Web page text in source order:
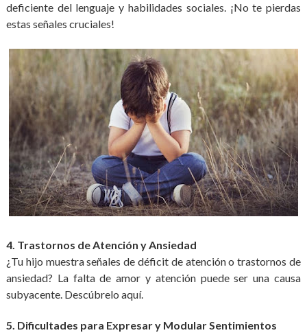
deficiente del lenguaje y habilidades sociales. ¡No te pierdas
estas señales cruciales!
4. Trastornos de Atención y Ansiedad
¿Tu hijo muestra señales de déficit de atención o trastornos de
ansiedad? La falta de amor y atención puede ser una causa
subyacente. Descúbrelo aquí.
5. Dificultades para Expresar y Modular Sentimientos